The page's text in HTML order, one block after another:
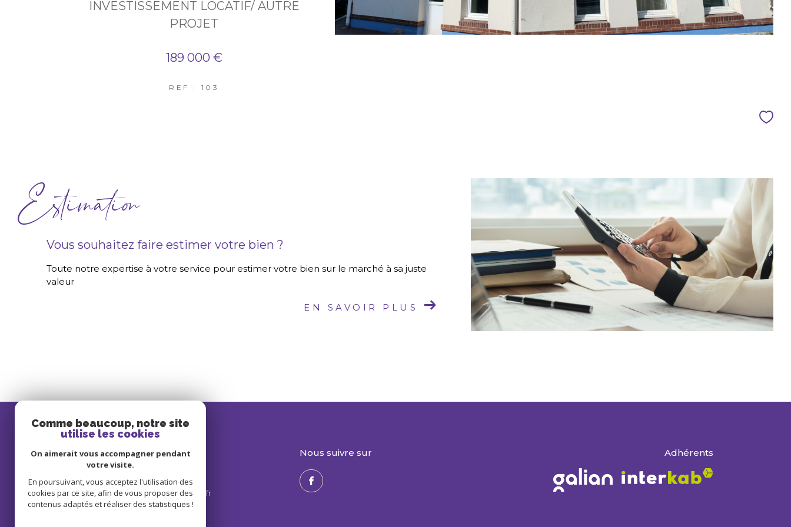
INVESTISSEMENT LOCATIF/ AUTRE
PROJET
189 000 €
REF : 103
Estimation
Vous souhaitez faire estimer votre bien ?
Toute notre expertise à votre service pour estimer votre bien sur le marché à sa juste
valeur
EN SAVOIR PLUS
Belle Maison Immobilier
02 31 31 45 20
contact@bellemaisonimmobilier.fr
76 RUE GRANDE
nous suivre sur Adhérents
Comme beaucoup, notre site
utilise les cookies
On aimerait vous accompagner pendant
votre visite.
En poursuivant, vous acceptez l'utilisation des
cookies par ce site, afin de vous proposer des
contenus adaptés et réaliser des statistiques !